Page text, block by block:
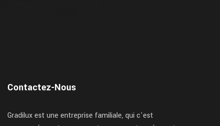
Contactez-Nous
Gradilux est une entreprise familiale, qui c'est